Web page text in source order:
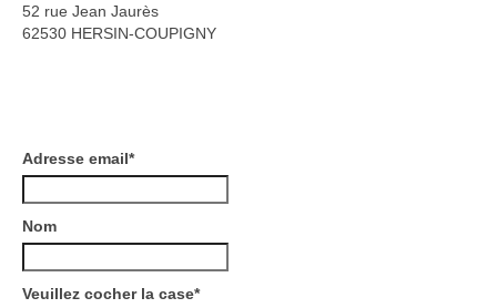
52 rue Jean Jaurès
62530 HERSIN-COUPIGNY
Adresse email*
Nom
Veuillez cocher la case*